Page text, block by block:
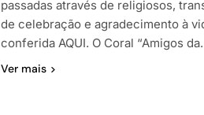
passadas através de religiosos,
de celebração e agradecimento à
conferida AQUI. O Coral “Amigos
Ver mais